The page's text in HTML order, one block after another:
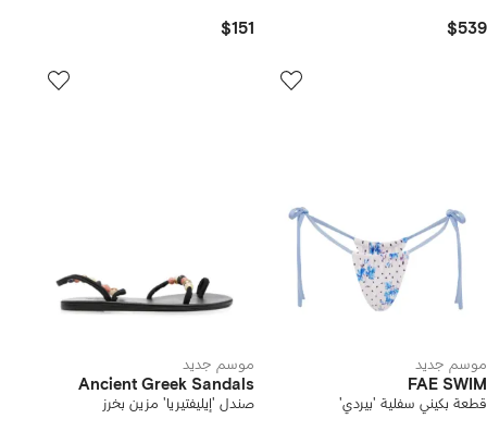
$539
$151
موسم جديد
FAE SWIM
قطعة بكيني سفلية 'بيردي'
موسم جديد
Ancient Greek Sandals
صندل 'إيليفتيريا' مزين بخرز